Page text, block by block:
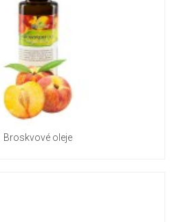
Broskvové oleje